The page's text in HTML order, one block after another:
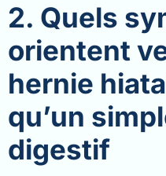
2. Quels
orientent
hernie
qu’un
digestif